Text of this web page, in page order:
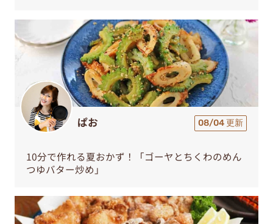
ぱお 08/04 更新
10分で作れる夏おかず！「ゴーヤとちくわのめん
つゆバター炒め」